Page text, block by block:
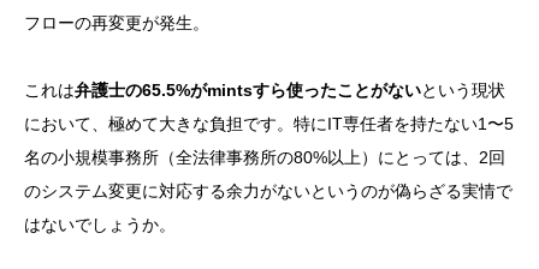
フローの再変更が発生。
これは弁護士の65.5%がmintsすら使ったことがないという現状
において、極めて大きな負担です。特にIT専任者を持たない1〜5
名の小規模事務所（全法律事務所の80%以上）にとっては、2回
のシステム変更に対応する余力がないというのが偽らざる実情で
はないでしょうか。